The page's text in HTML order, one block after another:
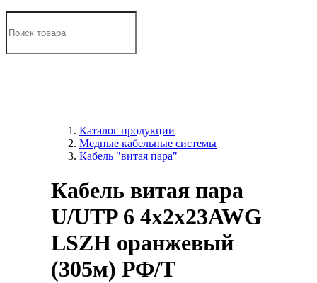
Каталог продукции
Медные кабельные системы
Кабель "витая пара"
Кабель витая пара
U/UTP 6 4х2х23AWG
LSZH оранжевый
(305м) РФ/Т